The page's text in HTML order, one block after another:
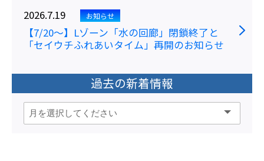
2026.7.19 お知らせ
【7/20～】Lゾーン「水の回廊」閉鎖終了と
「セイウチふれあいタイム」再開のお知らせ
過去の新着情報